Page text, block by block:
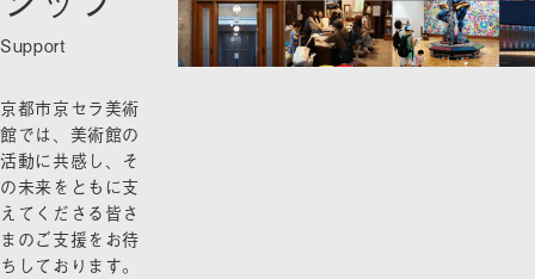
京都市京セラ美術
館では、美術館の
活動に共感し、そ
の未来をともに支
えてくださる皆さ
まのご支援をお待
ちしております。